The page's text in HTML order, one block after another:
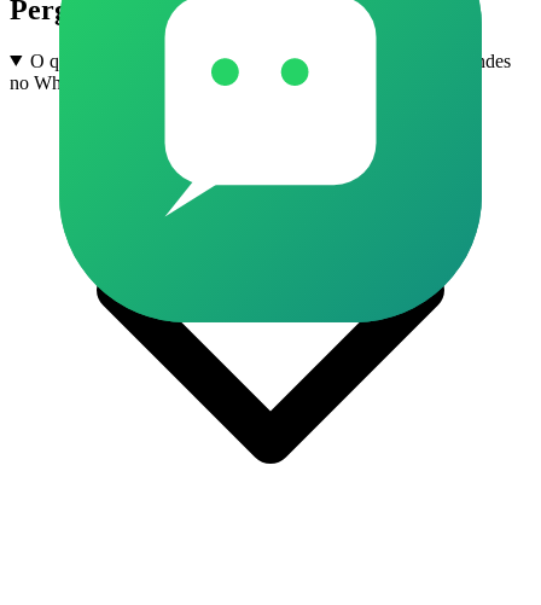
Perguntas frequentes
O que são grupos de Enem e Vestibular em Alfredo Marcondes
no WhatsApp?